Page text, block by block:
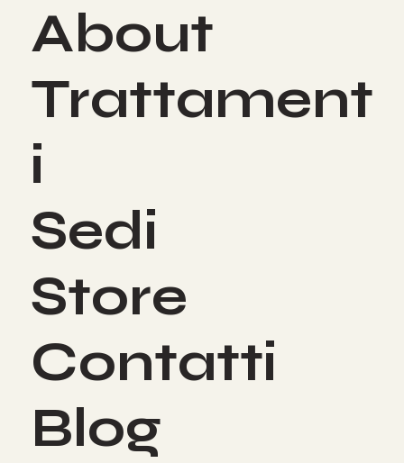
About
Trattament
i
Sedi
Store
Contatti
Blog